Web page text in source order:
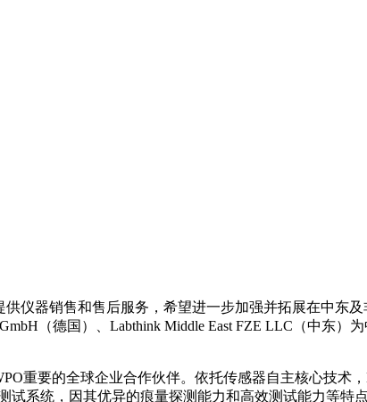
仪器销售和售后服务，希望进一步加强并拓展在中东
（德国）、Labthink Middle East FZE LLC（中东）
重要的全球企业合作伙伴。依托传感器自主核心技术
统，因其优异的痕量探测能力和高效测试能力等特